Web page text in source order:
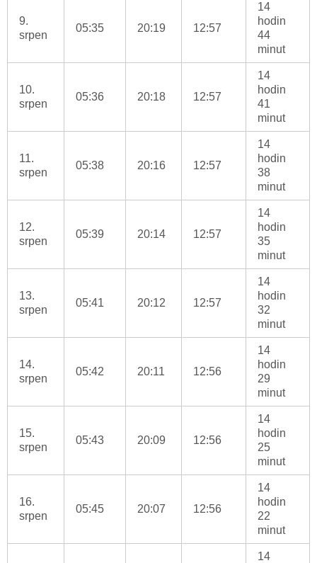
9.
srpen
05:35 20:19 12:57
14
hodin
44
minut
10.
srpen
05:36 20:18 12:57
14
hodin
41
minut
11.
srpen
05:38 20:16 12:57
14
hodin
38
minut
12.
srpen
05:39 20:14 12:57
14
hodin
35
minut
13.
srpen
05:41 20:12 12:57
14
hodin
32
minut
14.
srpen
05:42 20:11 12:56
14
hodin
29
minut
15.
srpen
05:43 20:09 12:56
14
hodin
25
minut
16.
srpen
05:45 20:07 12:56
14
hodin
22
minut
14